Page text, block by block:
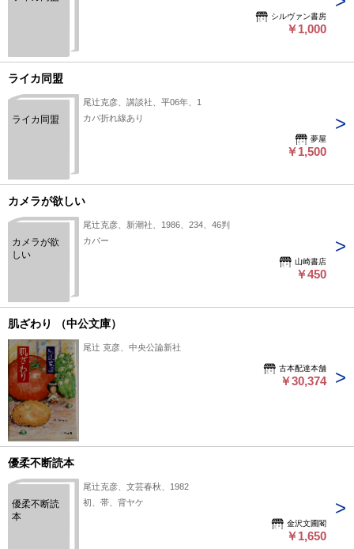
シルヴァン書房
￥1,000
ライカ同盟
ライカ同盟
尾辻克彦、講談社、平06年、1
カバ折れ線あり
夢屋
￥1,500
カメラが欲しい
カメラが欲
しい
尾辻克彦、新潮社、1986、234、46判
カバー
山崎書店
￥450
肌ざわり （中公文庫）
尾辻 克彦、中央公論新社
古本配達本舗
￥30,374
優柔不断読本
優柔不断読
本
尾辻克彦、文芸春秋、1982
初、帯、背ヤケ
金沢文圃閣
￥1,650